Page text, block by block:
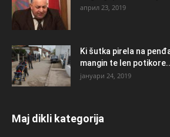
април 23, 2019
Ki šutka pirela na
mangin te len
јануари 24, 2019
Maj dikli kategorija